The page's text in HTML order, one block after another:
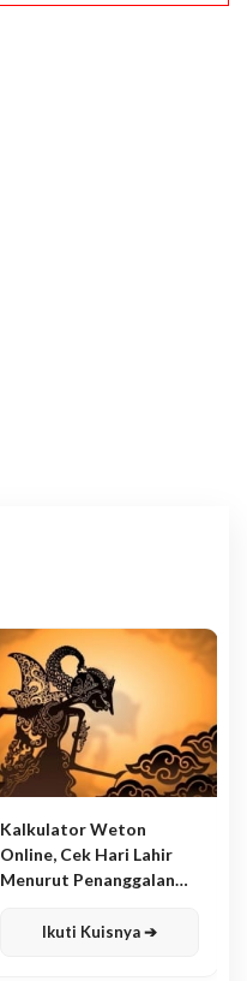
Kalkulator Weton
Online, Cek Hari Lahir
Menurut Penanggalan
Ikuti Kuisnya ➔